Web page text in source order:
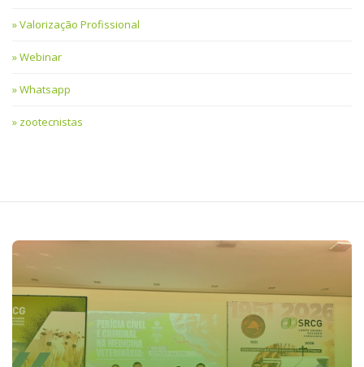
Valorização Profissional
Webinar
Whatsapp
zootecnistas